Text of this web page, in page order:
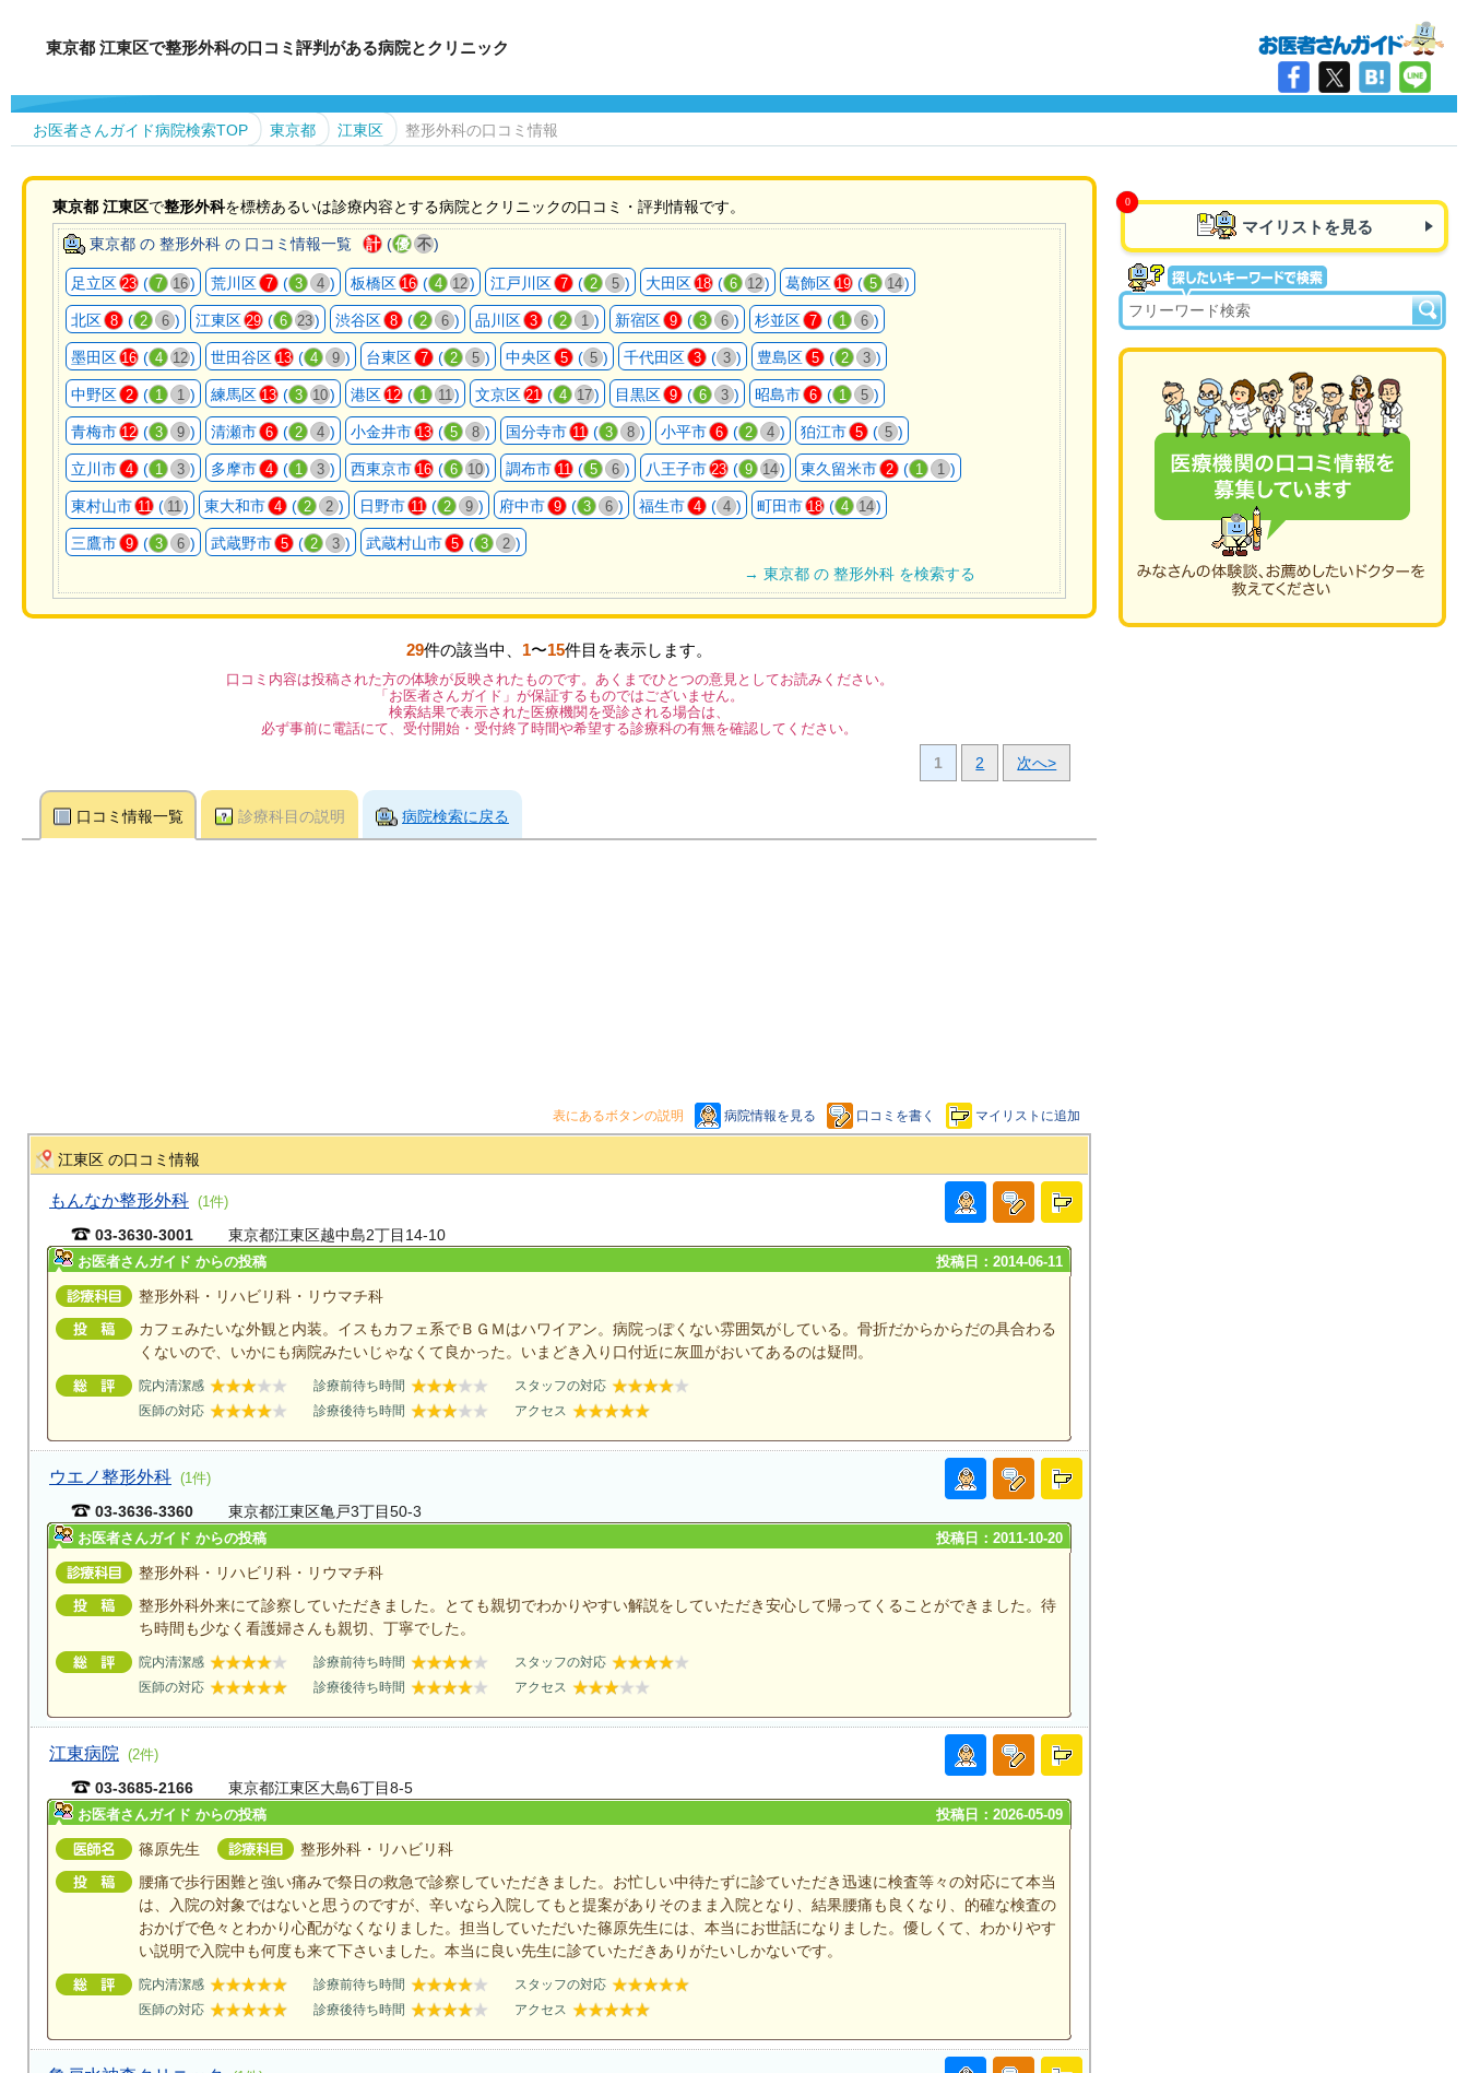
東京都 江東区で整形外科の口コミ評判がある病院とクリニック
お医者さんガイド病院検索TOP 東京都 江東区 整形外科の口コミ情報
東京都 江東区で整形外科を標榜あるいは診療内容とする病院とクリニックの口コミ・評判情報です。
東京都 の 整形外科 の 口コミ情報一覧 計 (優 不)
足立区 23 ( 7 16) 荒川区 7 ( 3 4 ) 板橋区 16 ( 4 12) 江戸川区 7 ( 2 5 ) 大田区 18 ( 6 12) 葛飾区 19 ( 5 14)
北区 8 ( 2 6 ) 江東区 29 ( 6 23) 渋谷区 8 ( 2 6 ) 品川区 3 ( 2 1 ) 新宿区 9 ( 3 6 ) 杉並区 7 ( 1 6 )
墨田区 16 ( 4 12) 世田谷区 13 ( 4 9 ) 台東区 7 ( 2 5 ) 中央区 5 ( 5 ) 千代田区 3 ( 3 ) 豊島区 5 ( 2 3 )
中野区 2 ( 1 1 ) 練馬区 13 ( 3 10) 港区 12 ( 1 11) 文京区 21 ( 4 17) 目黒区 9 ( 6 3 ) 昭島市 6 ( 1 5 )
青梅市 12 ( 3 9 ) 清瀬市 6 ( 2 4 ) 小金井市 13 ( 5 8 ) 国分寺市 11 ( 3 8 ) 小平市 6 ( 2 4 ) 狛江市 5 ( 5 )
立川市 4 ( 1 3 ) 多摩市 4 ( 1 3 ) 西東京市 16 ( 6 10) 調布市 11 ( 5 6 ) 八王子市 23 ( 9 14) 東久留米市 2 ( 1 1 )
東村山市 11 ( 11) 東大和市 4 ( 2 2 ) 日野市 11 ( 2 9 ) 府中市 9 ( 3 6 ) 福生市 4 ( 4 ) 町田市 18 ( 4 14)
三鷹市 9 ( 3 6 ) 武蔵野市 5 ( 2 3 ) 武蔵村山市 5 ( 3 2 )
→ 東京都 の 整形外科 を検索する
29件の該当中、 1〜15件目を表示します。
口コミ内容は投稿された方の体験が反映されたものです。あくまでひとつの意見としてお読みください。
「お医者さんガイド」が保証するものではございません。
検索結果で表示された医療機関を受診される場合は、
必ず事前に電話にて、受付開始・受付終了時間や希望する診療科の有無を確認してください。
1 2 次へ>
口コミ情報一覧 診療科目の説明 病院検索に戻る
表にあるボタンの説明 病院情報を見る 口コミを書く マイリストに追加
江東区 の口コミ情報
もんなか整形外科 (1件)
03-3630-3001 東京都江東区越中島2丁目14-10
お医者さんガイド からの投稿 投稿日：2014-06-11
整形外科・リハビリ科・リウマチ科
カフェみたいな外観と内装。イスもカフェ系でＢＧＭはハワイアン。病院っぽくない雰囲気がしている。骨折だからからだの具合わる
くないので、いかにも病院みたいじゃなくて良かった。いまどき入り口付近に灰皿がおいてあるのは疑問。
院内清潔感 診療前待ち時間
スタッフの対応
医師の対応
診療後待ち時間 アクセス
ウエノ整形外科 (1件)
03-3636-3360 東京都江東区亀戸3丁目50-3
お医者さんガイド からの投稿 投稿日：2011-10-20
整形外科・リハビリ科・リウマチ科
整形外科外来にて診察していただきました。とても親切でわかりやすい解説をしていただき安心して帰ってくることができました。待
ち時間も少なく看護婦さんも親切、丁寧でした。
院内清潔感 診療前待ち時間
スタッフの対応
医師の対応
診療後待ち時間 アクセス
江東病院 (2件)
03-3685-2166 東京都江東区大島6丁目8-5
お医者さんガイド からの投稿 投稿日：2026-05-09
篠原先生
整形外科・リハビリ科
腰痛で歩行困難と強い痛みで祭日の救急で診察していただきました。お忙しい中待たずに診ていただき迅速に検査等々の対応にて本当
は、入院の対象ではないと思うのですが、辛いなら入院してもと提案がありそのまま入院となり、結果腰痛も良くなり、的確な検査の
おかげで色々とわかり心配がなくなりました。担当していただいた篠原先生には、本当にお世話になりました。優しくて、わかりやす
い説明で入院中も何度も来て下さいました。本当に良い先生に診ていただきありがたいしかないです。
院内清潔感 診療前待ち時間
スタッフの対応
医師の対応
診療後待ち時間 アクセス
マイリストを見る